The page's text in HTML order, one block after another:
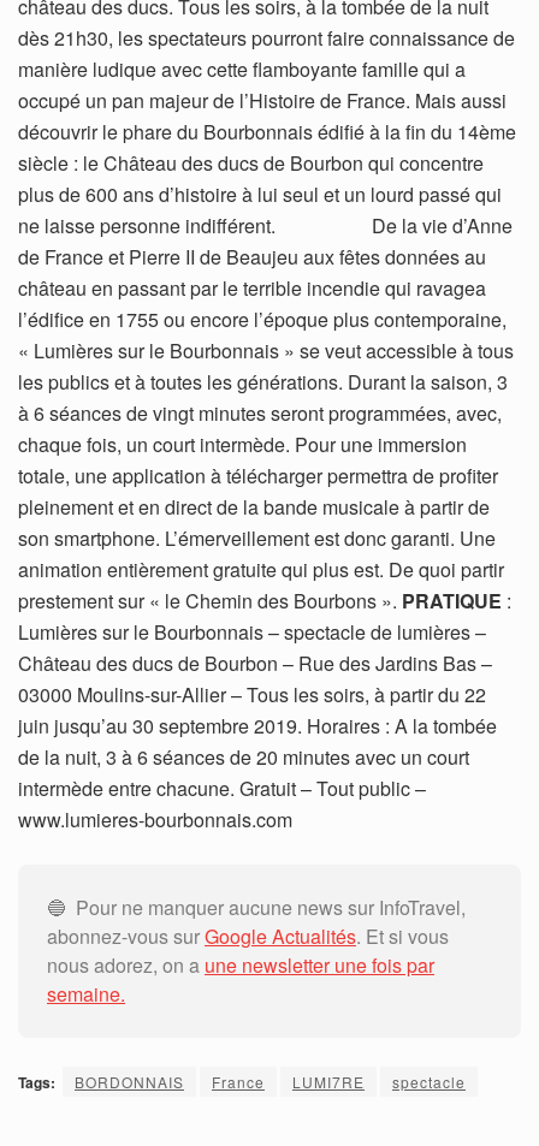
château des ducs. Tous les soirs, à la tombée de la nuit
dès 21h30, les spectateurs pourront faire connaissance de
manière ludique avec cette flamboyante famille qui a
occupé un pan majeur de l’Histoire de France. Mais aussi
découvrir le phare du Bourbonnais édifié à la fin du 14ème
siècle : le Château des ducs de Bourbon qui concentre
plus de 600 ans d’histoire à lui seul et un lourd passé qui
ne laisse personne indifférent. De la vie d’Anne
de France et Pierre II de Beaujeu aux fêtes données au
château en passant par le terrible incendie qui ravagea
l’édifice en 1755 ou encore l’époque plus contemporaine,
« Lumières sur le Bourbonnais » se veut accessible à tous
les publics et à toutes les générations. Durant la saison, 3
à 6 séances de vingt minutes seront programmées, avec,
chaque fois, un court intermède. Pour une immersion
totale, une application à télécharger permettra de profiter
pleinement et en direct de la bande musicale à partir de
son smartphone. L’émerveillement est donc garanti. Une
animation entièrement gratuite qui plus est. De quoi partir
prestement sur « le Chemin des Bourbons ». PRATIQUE :
Lumières sur le Bourbonnais – spectacle de lumières –
Château des ducs de Bourbon – Rue des Jardins Bas –
03000 Moulins-sur-Allier – Tous les soirs, à partir du 22
juin jusqu’au 30 septembre 2019. Horaires : A la tombée
de la nuit, 3 à 6 séances de 20 minutes avec un court
intermède entre chacune. Gratuit – Tout public –
www.lumieres-bourbonnais.com
🔵 Pour ne manquer aucune news sur InfoTravel,
abonnez-vous surGoogle Actualités. Et si vous
nous adorez, on a une newsletter une fois par
semaine.
Tags: BORDONNAIS France LUMI7RE spectacle